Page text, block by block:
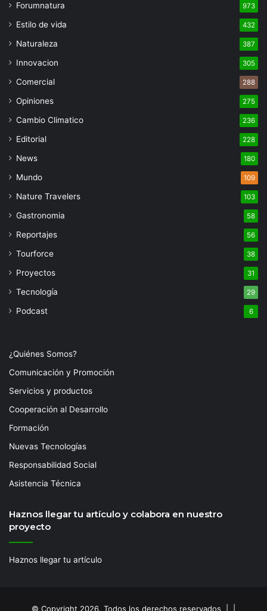
Forumnatura 973
Estilo de vida 432
Naturaleza 387
Innovacion 305
Comercial 288
Opiniones 275
Cambio Climatico 236
Editorial 228
News 180
Mundo 109
Nature Travelers 103
Gastronomia 58
Reportajes 56
Tourforce 38
Proyectos 31
Tecnología 29
Podcast 6
¿Quiénes Somos?
Comunicación y Promoción
Servicios y productos
Cooperación al Desarrollo
Formación
Nuevas Tecnologías
Responsabilidad Social
Asistencia Técnica
Haznos llegar tu artículo y colabora en nuestro
proyecto
Haznos llegar tu artículo
© Copyright 2026, Todos los derechos reservados | |